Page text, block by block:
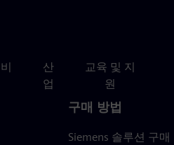
산
업
교육 및 지
원
구매 방법
Siemens 솔루션 구매